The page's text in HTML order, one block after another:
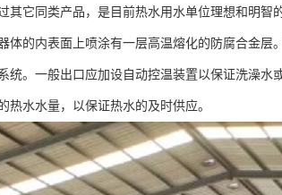
其它同类产品，是目前热水用水单位理想和明智
体的内表面上喷涂有一层高温熔化的防腐合金层
统。一般出口应加设自动控温装置以保证洗澡
热水水量，以保证热水的及时供应。